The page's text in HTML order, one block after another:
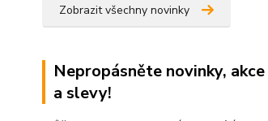
Zobrazit všechny novinky
Nepropásněte novinky, akce
a slevy!